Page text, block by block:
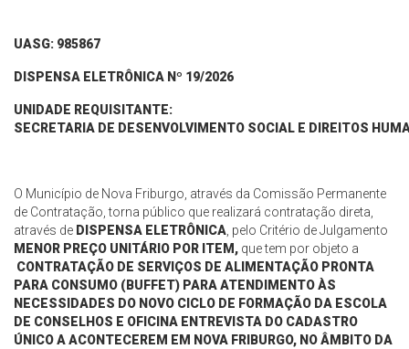
UASG: 985867
DISP ENSA ELETRÔNICA Nº 19/2026
UNIDADE REQUISITANTE:
SECRETARIA DE DESENVOLVIMENTO SOCIAL E DIREITOS
O Município de Nova Friburgo, através da Comissão Permanente
de Contratação, torna público que realizará contratação direta,
através de DISPENSA ELETRÔNICA , pelo Critério de Julgamento
MENOR PREÇO UNITÁRIO POR ITEM , que tem por objeto a
CONTRATAÇÃO DE SERVIÇOS DE ALIMENTAÇÃO PRONTA
PARA CONSUMO (BUFFET) PARA ATENDIMENTO ÀS
NECESSIDADES DO NOVO CICLO DE FORMAÇÃO DA ESCOLA
DE CONSELHOS E OFICINA ENTREVISTA DO CADASTRO
ÚNICO A ACONTECEREM EM NOVA FRIBURGO, NO ÂMBITO DA